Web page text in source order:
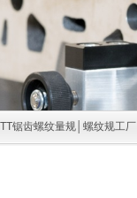
锯齿螺纹量规│螺纹规工厂